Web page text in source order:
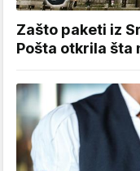
Zašto paketi iz
Pošta otkrila šta